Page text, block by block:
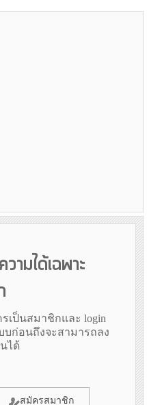
ามได้เฉพาะ
เป็นสมาชิกและ login
บก่อนถึงจะสามารถลง
ได้
สมัครสมาชิก